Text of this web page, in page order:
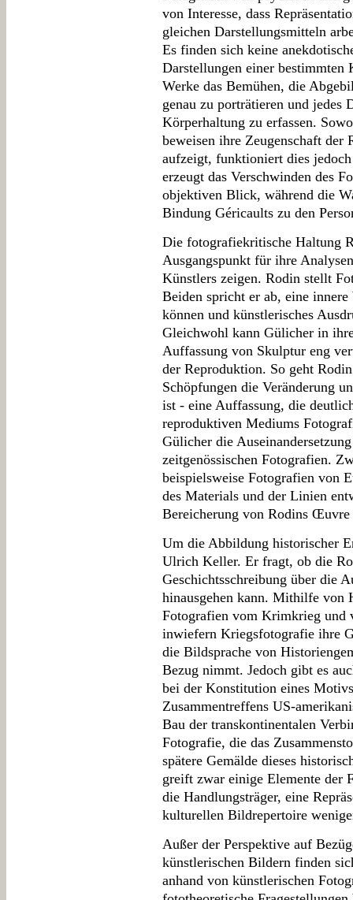
von Interesse, dass
gleichen Darstellungsmitteln
Es finden sich keine
Darstellungen einer bestimmten
Werke das Bemühen, die
genau zu porträtieren und
Körperhaltung zu erfassen.
beweisen ihre Zeugenschaft
aufzeigt, funktioniert dies
erzeugt das Verschwinden des
objektiven Blick, während die
Bindung Géricaults zu den
Die fotografiekritische Haltung
Ausgangspunkt für ihre
Künstlers zeigen. Rodin stellt
Beiden spricht er ab, eine
können und künstlerisches
Gleichwohl kann Gülicher in
Auffassung von Skulptur eng
der Reproduktion. So geht
Schöpfungen die Veränderung
ist - eine Auffassung, die
reproduktiven Mediums
Gülicher die
zeitgenössischen Fotografien.
beispielsweise Fotografien von
des Materials und der Linien
Bereicherung von Rodins Œuvre
Um die Abbildung historischer
Ulrich Keller. Er fragt, ob die
Geschichtsschreibung über die
hinausgehen kann. Mithilfe von
Fotografien vom Krimkrieg und
inwiefern Kriegsfotografie ihre
die Bildsprache von
Bezug nimmt. Jedoch gibt es
bei der Konstitution eines
Zusammentreffens US-
Bau der transkontinentalen
Fotografie, die das
spätere Gemälde dieses
greift zwar einige Elemente der
die Handlungsträger, eine
kulturellen Bildrepertoire
Außer der Perspektive auf
künstlerischen Bildern finden
anhand von künstlerischen